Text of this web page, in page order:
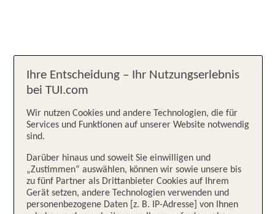
Ihre Entscheidung – Ihr Nutzungserlebnis
bei TUI.com
Wir nutzen Cookies und andere Technologien, die für
Services und Funktionen auf unserer Website notwendig
sind.
Darüber hinaus und soweit Sie einwilligen und
„Zustimmen“ auswählen, können wir sowie unsere bis
zu fünf Partner als Drittanbieter Cookies auf Ihrem
Gerät setzen, andere Technologien verwenden und
personenbezogene Daten [z. B. IP-Adresse] von Ihnen